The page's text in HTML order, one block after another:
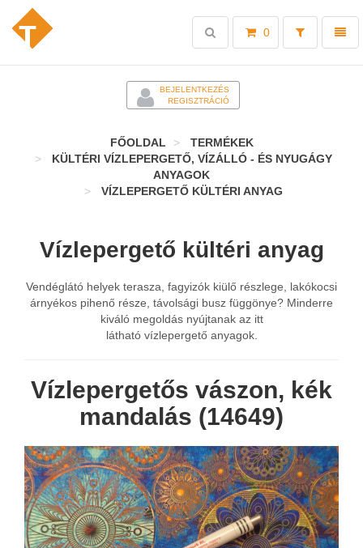
Toggle
0
Toggle
search
BEJELENTKEZÉS
REGISZTRÁCIÓ
FŐOLDAL
TERMÉKEK
KÜLTÉRI VÍZLEPERGETŐ, VÍZÁLLÓ - ÉS NYUGÁGY
ANYAGOK
VÍZLEPERGETŐ KÜLTÉRI ANYAG
Vízlepergető kültéri anyag
Vendéglátó helyek terasza, fagyizók kiülő részlege, lakókocsi
árnyékos pihenő része, távolsági busz függönye? Minderre
kiváló megoldás nyújtanak az itt
látható vízlepergető anyagok.
Vízlepergetős vászon, kék
mandalás (14649)